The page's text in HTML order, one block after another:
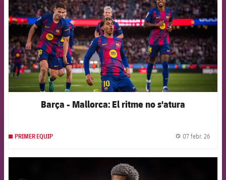
Barça - Mallorca: El ritme no s'atura
PRIMER EQUIP 07 febr. 26
FCB Barcelona badge